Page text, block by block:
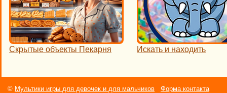
Скрытые объекты Пекарня Искать и находить
© Мультики игры для девочек и для мальчиков Форма контакта